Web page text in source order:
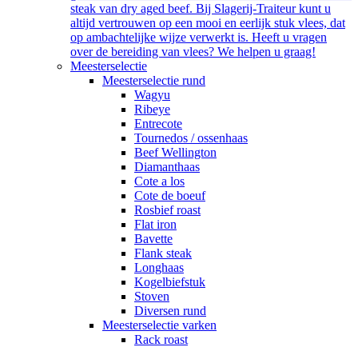
steak van dry aged beef. Bij Slagerij-Traiteur kunt u
altijd vertrouwen op een mooi en eerlijk stuk vlees, dat
op ambachtelijke wijze verwerkt is. Heeft u vragen
over de bereiding van vlees? We helpen u graag!
Meesterselectie
Meesterselectie rund
Wagyu
Ribeye
Entrecote
Tournedos / ossenhaas
Beef Wellington
Diamanthaas
Cote a los
Cote de boeuf
Rosbief roast
Flat iron
Bavette
Flank steak
Longhaas
Kogelbiefstuk
Stoven
Diversen rund
Meesterselectie varken
Rack roast